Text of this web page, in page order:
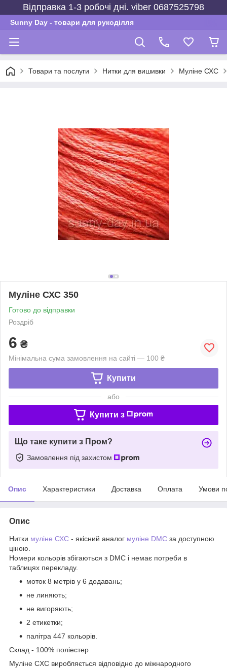
Відправка 1-3 робочі дні. viber 0687525798
Sunny Day - товари для рукоділля
Товари та послуги Нитки для вишивки Муліне СХС
Муліне СХС 350
Готово до відправки
Роздріб
6 ₴
Мінімальна сума замовлення на сайті — 100 ₴
Купити
або
Купити з
Що таке купити з Пром?
Замовлення під захистом
Опис Характеристики Доставка Оплата Умови
Опис
Нитки муліне СХС - якісний аналог муліне DMC за доступною
ціною.
Номери кольорів збігаються з DMC і немає потреби в
таблицях перекладу.
моток 8 метрів у 6 додавань;
не линяють;
не вигоряють;
2 етикетки;
палітра 447 кольорів.
Склад - 100% поліестер
Муліне CXC виробляється відповідно до міжнародного